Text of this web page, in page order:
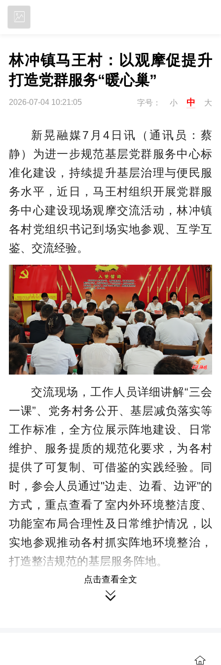
林冲镇马王村：以观摩促提升
打造党群服务“暖心巢”
2026-07-04 10:21:05 字号： 小 中 大
新晃融媒7月4日讯（通讯员：蔡
静）为进一步规范基层党群服务中心标
准化建设，持续提升基层治理与便民服
务水平，近日，马王村组织开展党群服
务中心建设现场观摩交流活动，林冲镇
各村党组织书记到场实地参观、互学互
鉴、交流经验。
交流现场，工作人员详细讲解“三会
一课”、党务村务公开、基层减负落实等
工作标准，全方位展示阵地建设、日常
维护、服务提质的规范化要求，为各村
提供了可复制、可借鉴的实践经验。同
时，参会人员通过"边走、边看、边评"的
方式，重点查看了室内外环境整洁度、
功能室布局合理性及日常维护情况，以
实地参观推动各村抓实阵地环境整治，
打造整洁规范的基层服务阵地。
点击查看全文
